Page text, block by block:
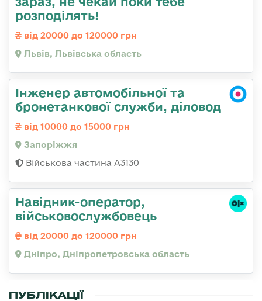
розподілять!
від 20000 до 120000 грн
Львів, Львівська область
Інженер автомобільної та
бронетанкової служби, діловод
від 10000 до 15000 грн
Запоріжжя
Військова частина А3130
Навідник-оператор,
військовослужбовець
від 20000 до 120000 грн
Дніпро, Дніпропетровська область
ПУБЛІКАЦІЇ